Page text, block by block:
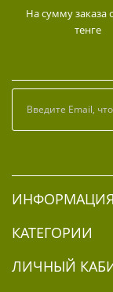
На сумму заказа
тенге
ИНФОРМАЦИЯ
КАТЕГОРИИ
ЛИЧНЫЙ